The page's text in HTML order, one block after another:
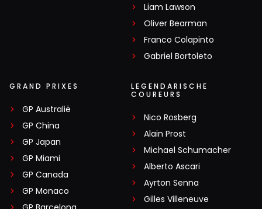
Liam Lawson
Oliver Bearman
Franco Colapinto
Gabriel Bortoleto
GRAND PRIXES
GP Australië
GP China
GP Japan
GP Miami
GP Canada
GP Monaco
LEGENDARISCHE
COUREURS
Nico Rosberg
Alain Prost
Michael Schumacher
Alberto Ascari
Ayrton Senna
Gilles Villeneuve